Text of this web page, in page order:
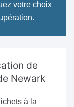
votre choix
de
Newark
à la